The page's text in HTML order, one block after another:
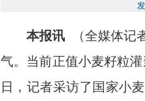
本报讯 （全媒体记
气。当前正值小麦籽粒
日，记者采访了国家小